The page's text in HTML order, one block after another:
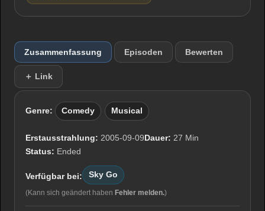
Zusammenfassung Episoden Bewerten
＋ Link
Genre: Comedy Musical
Erstausstrahlung: 2005-09-09Dauer: 27 Min
Status: Ended
Verfügbar bei: Sky Go
(Kann sich geändert haben Fehler melden.)